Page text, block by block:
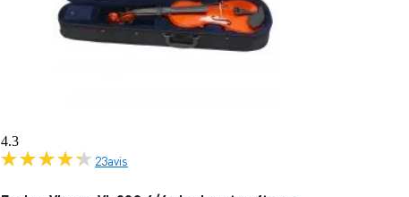
4.3
23avis